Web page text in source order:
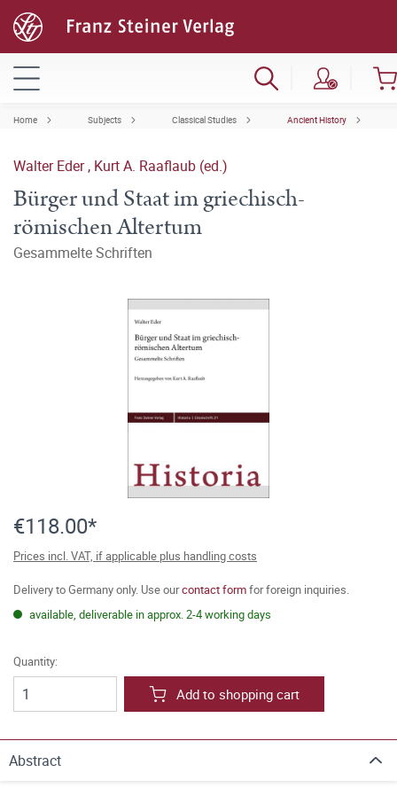
Home Subjects Classical Studies Ancient History
Walter Eder, Kurt A. Raaflaub (ed.)
Bürger und Staat im griechisch-
römischen Altertum
Gesammelte Schriften
€118.00*
Prices incl. VAT, if applicable plus handling costs
Delivery to Germany only. Use ourcontact formfor foreign inquiries.
available, deliverable in approx. 2-4 working days
Quantity:
Add to shopping cart
Abstract